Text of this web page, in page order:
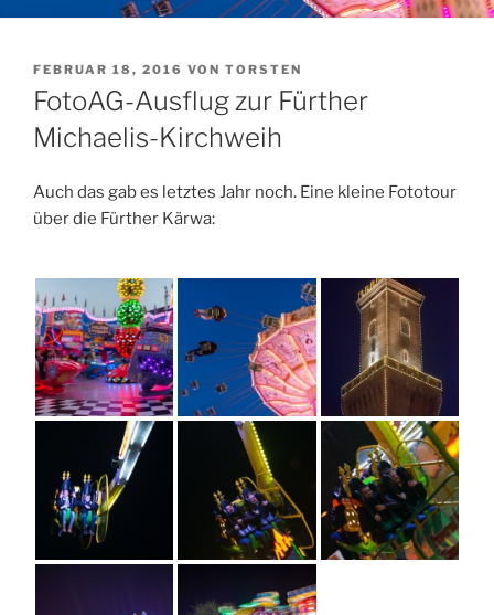
VERÖFFENTLICHT
AM
FEBRUAR 18, 2016 VON TORSTEN
FotoAG-Ausflug zur Fürther
Michaelis-Kirchweih
Auch das gab es letztes Jahr noch. Eine kleine Fototour
über die Fürther Kärwa: